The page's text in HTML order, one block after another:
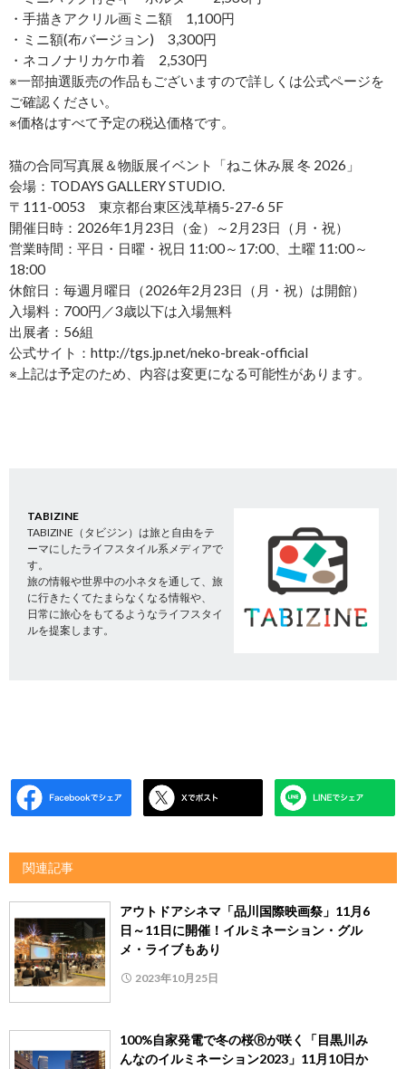
・手描きアクリル画ミニ額 1,100円
・ミニ額(布バージョン) 3,300円
・ネコノナリカケ巾着 2,530円
※一部抽選販売の作品もございますので詳しくは公式ページを
ご確認ください。
※価格はすべて予定の税込価格です。
猫の合同写真展＆物販展イベント「ねこ休み展 冬 2026」
会場：TODAYS GALLERY STUDIO.
〒111-0053 東京都台東区浅草橋5-27-6 5F
開催日時：2026年1月23日（金）～2月23日（月・祝）
営業時間：平日・日曜・祝日 11:00～17:00、土曜 11:00～
18:00
休館日：毎週月曜日（2026年2月23日（月・祝）は開館）
入場料：700円／3歳以下は入場無料
出展者：56組
公式サイト：http://tgs.jp.net/neko-break-official
※上記は予定のため、内容は変更になる可能性があります。
TABIZINE
TABIZINE（タビジン）は旅と自由をテ
ーマにしたライフスタイル系メディアで
す。
旅の情報や世界中の小ネタを通して、旅
に行きたくてたまらなくなる情報や、
日常に旅心をもてるようなライフスタイ
ルを提案します。
関連記事
アウトドアシネマ「品川国際映画祭」11月6
日～11日に開催！イルミネーション・グル
メ・ライブもあり
2023年10月25日
100%自家発電で冬の桜Ⓡが咲く「目黒川み
んなのイルミネーション2023」11月10日か